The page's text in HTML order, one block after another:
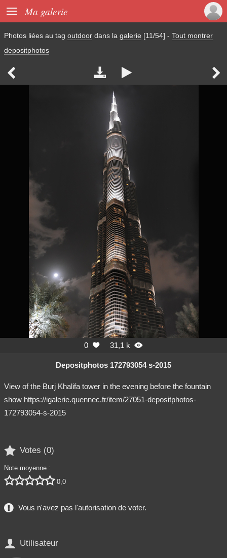
 Ma galerie
Photos liées au tag outdoor dans la galerie [11/54] - Tout montrer
depositphotos
   
0  31,1 k 
Depositphotos 172793054 s-2015
View of the Burj Khalifa tower in the evening before the fountain
show https://igalerie.quennec.fr/item/27051-depositphotos-
172793054-s-2015
 Votes (0)
Note moyenne :
 0,0
Vous n'avez pas l'autorisation de voter.
 Utilisateur